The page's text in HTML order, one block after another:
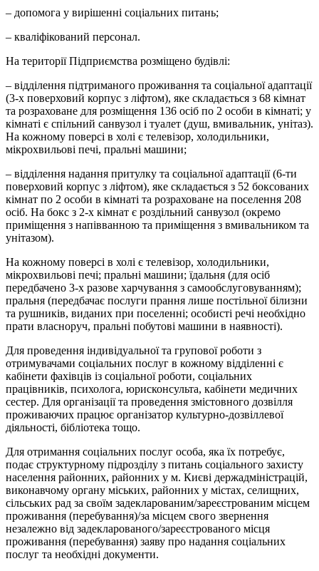
– допомога у вирішенні соціальних питань;
– кваліфікований персонал.
На території Підприємства розміщено будівлі:
– відділення підтриманого проживання та соціальної адаптації
(3-х поверховий корпус з ліфтом), яке складається з 68 кімнат
та розраховане для розміщення 136 осіб по 2 особи в кімнаті; у
кімнаті є спільний санвузол і туалет (душ, вмивальник, унітаз).
На кожному поверсі в холі є телевізор, холодильники,
мікрохвильові печі, пральні машини;
– відділення надання притулку та соціальної адаптації (6-ти
поверховий корпус з ліфтом), яке складається з 52 боксованих
кімнат по 2 особи в кімнаті та розраховане на поселення 208
осіб. На бокс з 2-х кімнат є роздільний санвузол (окремо
приміщення з напівванною та приміщення з вмивальником та
унітазом).
На кожному поверсі в холі є телевізор, холодильники,
мікрохвильові печі; пральні машини; їдальня (для осіб
передбачено 3-х разове харчування з самообслуговуванням);
пральня (передбачає послуги прання лише постільної білизни
та рушників, виданих при поселенні; особисті речі необхідно
прати власноруч, пральні побутові машини в наявності).
Для проведення індивідуальної та групової роботи з
отримувачами соціальних послуг в кожному відділенні є
кабінети фахівців із соціальної роботи, соціальних
працівників, психолога, юрисконсульта, кабінети медичних
сестер. Для організації та проведення змістовного дозвілля
проживаючих працює організатор культурно-дозвіллевої
діяльності, бібліотека тощо.
Для отримання соціальних послуг особа, яка їх потребує,
подає структурному підрозділу з питань соціального захисту
населення районних, районних у м. Києві держадміністрацій,
виконавчому органу міських, районних у містах, селищних,
сільських рад за своїм задекларованим/зареєстрованим місцем
проживання (перебування)/за місцем свого звернення
незалежно від задекларованого/зареєстрованого місця
проживання (перебування) заяву про надання соціальних
послуг та необхідні документи.